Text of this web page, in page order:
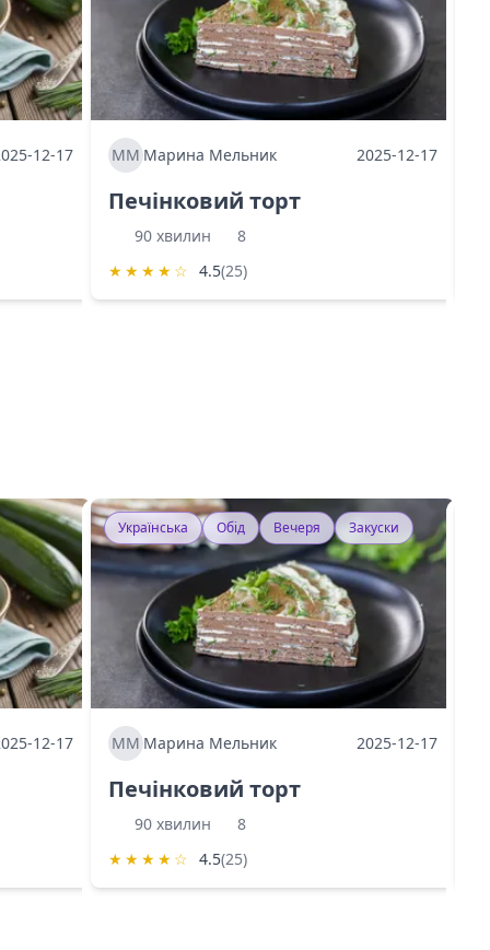
12-17 МММарина Мельник 2025-12-17
Печінковий торт
90 хвилин
8
★ ★ ★ ★ ☆ 4.5(25)
12-17
Українська Обід Вечеря Закуски
МММарина Мельник 2025-12-17
Печінковий торт
90 хвилин
8
★ ★ ★ ★ ☆ 4.5(25)